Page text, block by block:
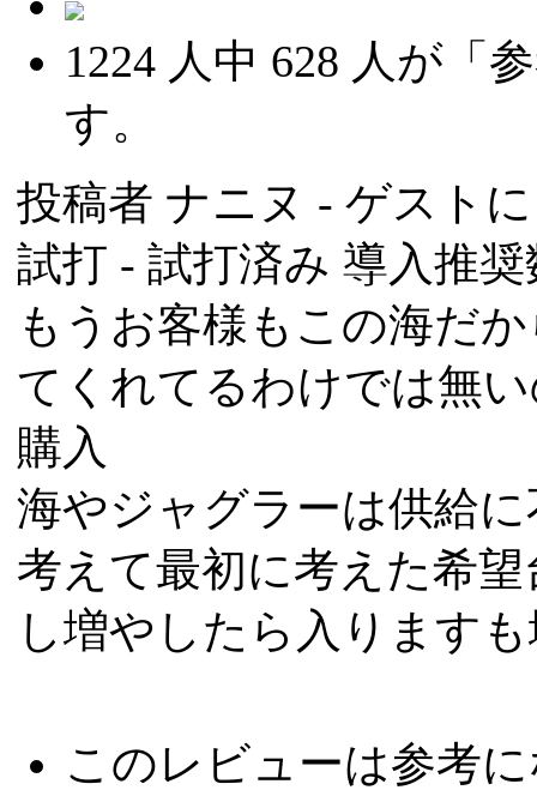
1224 人中 628 人が「
す。
投稿者 ナニヌ - ゲスト
試打 - 試打済み 導入推
もうお客様もこの海だ
てくれてるわけでは無
購入
海やジャグラーは供給
考えて最初に考えた希
し増やしたら入ります
このレビューは参考